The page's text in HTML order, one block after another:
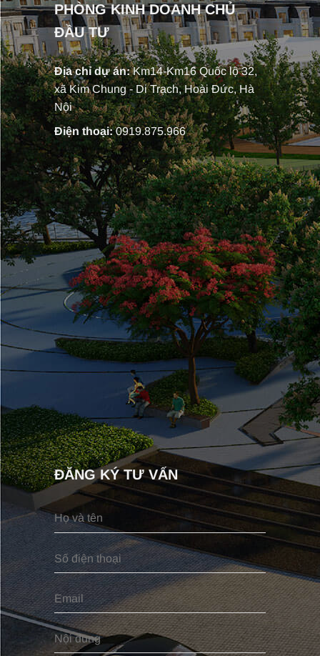
PHÒNG KINH DOANH CHỦ
ĐẦU TƯ
Địa chỉ dự án:Km14-Km16 Quốc lộ 32,
xã Kim Chung - Di Trạch, Hoài Đức, Hà
Nội
Điện thoại:0919.875.966
ĐĂNG KÝ TƯ VẤN